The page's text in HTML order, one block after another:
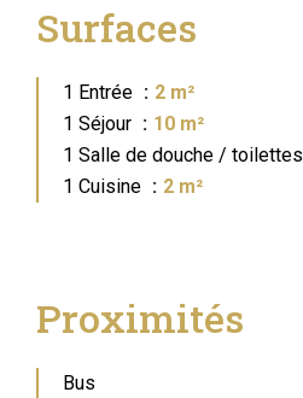
Surfaces
1 Entrée
2 m²
1 Séjour
10 m²
1 Salle de douche / toilettes
1 Cuisine
2 m²
Proximités
Bus